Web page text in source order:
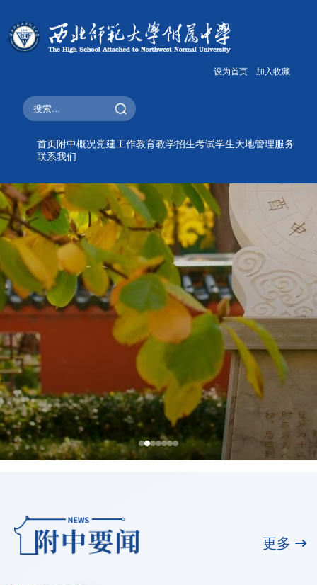
设为首页 加入收藏
首页 附中概况党建工作教育教学招生考试学生天地管理服务
联系我们
更多
喜报！西北师大附中2028届学生刘醒非
代表兰州市出战甘肃省第十六届运动会
青少年组羽毛球比赛